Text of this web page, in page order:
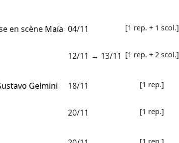
en scène Maïa 04/11 [1 rep. + 1 scol.]
12/11 → 13/11 [1 rep. + 2 scol.]
Gelmini
18/11 [1 rep.]
20/11 [1 rep.]